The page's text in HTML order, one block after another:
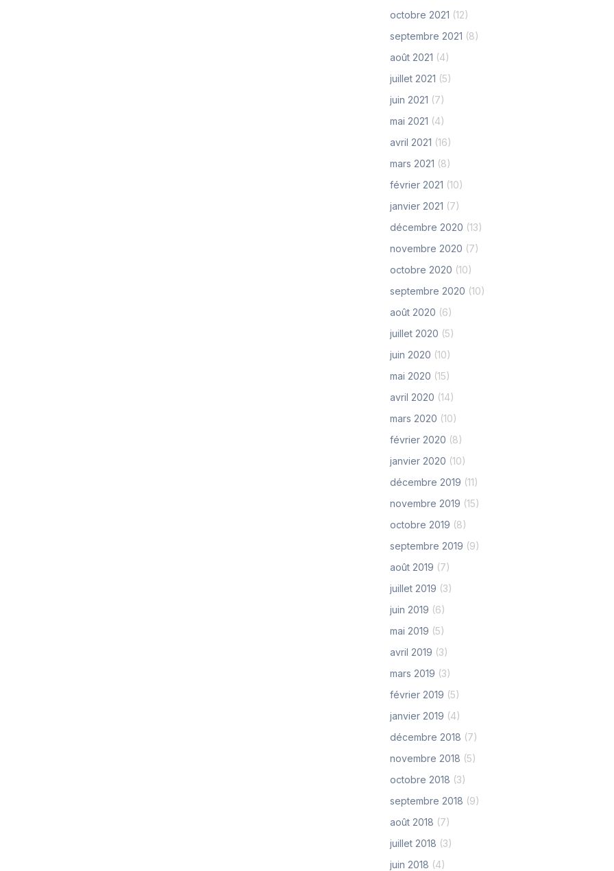
octobre 2021 (12)
septembre 2021 (8)
août 2021 (4)
juillet 2021 (5)
juin 2021 (7)
mai 2021 (4)
avril 2021 (16)
mars 2021 (8)
février 2021 (10)
janvier 2021 (7)
décembre 2020 (13)
novembre 2020 (7)
octobre 2020 (10)
septembre 2020 (10)
août 2020 (6)
juillet 2020 (5)
juin 2020 (10)
mai 2020 (15)
avril 2020 (14)
mars 2020 (10)
février 2020 (8)
janvier 2020 (10)
décembre 2019 (11)
novembre 2019 (15)
octobre 2019 (8)
septembre 2019 (9)
août 2019 (7)
juillet 2019 (3)
juin 2019 (6)
mai 2019 (5)
avril 2019 (3)
mars 2019 (3)
février 2019 (5)
janvier 2019 (4)
décembre 2018 (7)
novembre 2018 (5)
octobre 2018 (3)
septembre 2018 (9)
août 2018 (7)
juillet 2018 (3)
juin 2018 (4)